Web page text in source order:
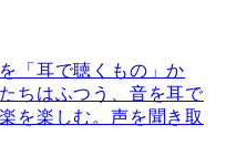
「耳で聴くもの」か
ちはふつう、音を耳で
を楽しむ。声を聞き取